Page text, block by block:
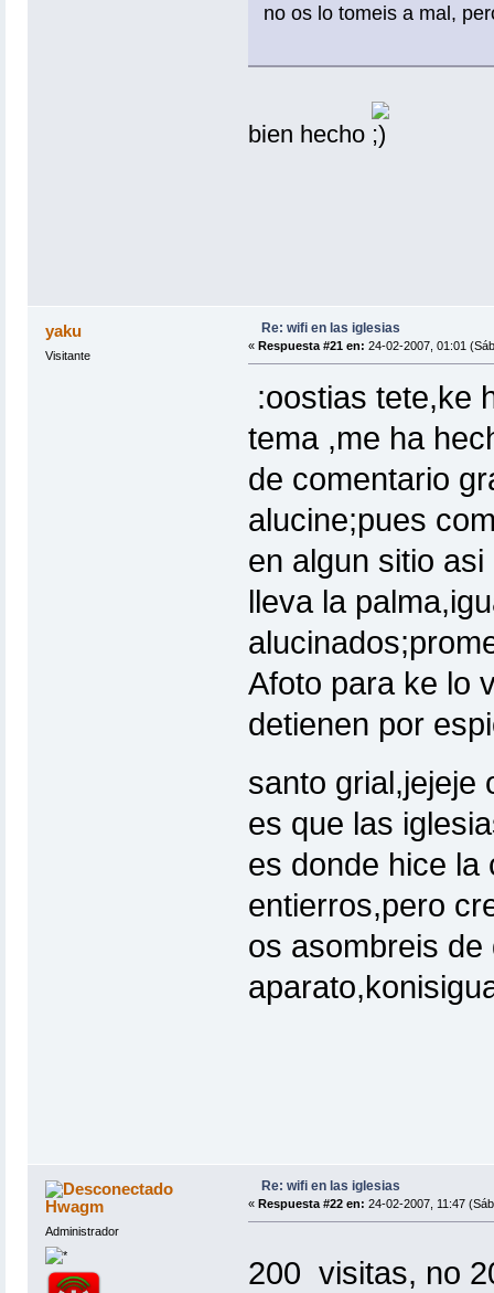
no os lo tomeis a mal,
bien hecho
yaku
Visitante
Re: wifi en las iglesias
« Respuesta #21 en: 24-02-2007, 01:01
:oostias tete,ke
tema ,me ha
de comentario
alucine;pues
en algun sitio
lleva la
Afoto para ke lo
detienen por
santo grial,jejeje
es que las
es donde hice la
entierros,pero
os asombreis
Hwagm
Administrador
Re: wifi en las iglesias
« Respuesta #22 en: 24-02-2007, 11:47
200 visitas, no